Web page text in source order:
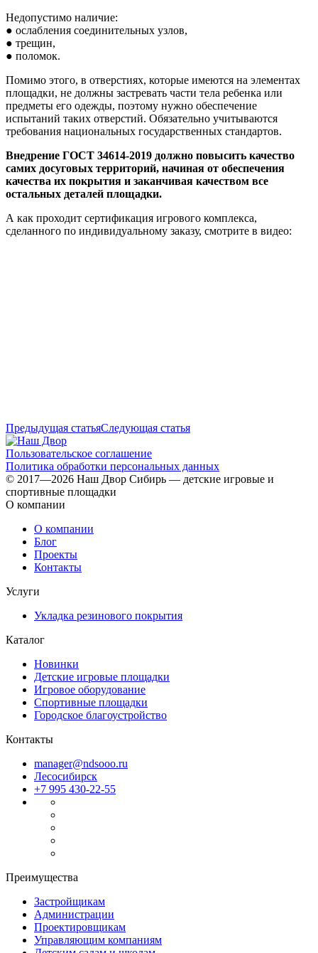
Недопустимо наличие:
● ослабления соединительных узлов,
● трещин,
● поломок.
Помимо этого, в отверстиях, которые имеются на элементах
площадки, не должны застревать части тела ребенка или
предметы его одежды, поэтому нужно обеспечение
испытаний таких отверстий. Обязательно учитываются
требования национальных государственных стандартов.
Внедрение ГОСТ 34614-2019 должно повысить качество
самих досуговых территорий, начиная от обеспечения
качества их покрытия и заканчивая качеством все
остальных деталей площадки.
А как проходит сертификация игрового комплекса,
сделанного по индивидуальному заказу, смотрите в видео:
Предыдущая статьяСледующая статья
Пользовательское соглашение
Политика обработки персональных данных
© 2017—2026 Наш Двор Сибирь — детские игровые и
спортивные площадки
О компании
О компании
Блог
Проекты
Контакты
Услуги
Укладка резинового покрытия
Каталог
Новинки
Детские игровые площадки
Игровое оборудование
Спортивные площадки
Городское благоустройство
Контакты
manager@ndsooo.ru
Лесосибирск
+7 995 430-22-55
Преимущества
Застройщикам
Администрации
Проектировщикам
Управляющим компаниям
Файлы cookie
с пользователями и обслуживания. Продолжая просмотр
страниц нашего сайта, вы принимаете условия
отношении обработки персональных данных
Принимаю